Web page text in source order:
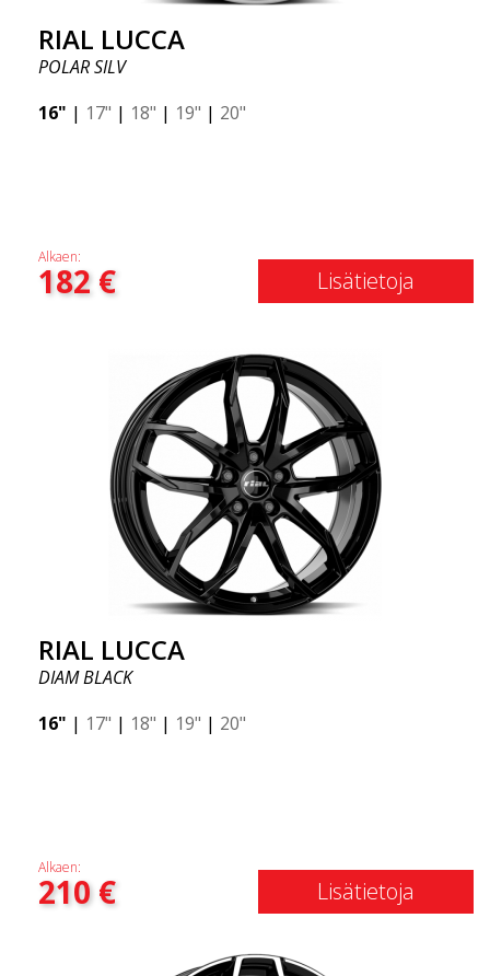
RIAL LUCCA
POLAR SILV
16" | 17" | 18" | 19" | 20"
Alkaen:
182€ Lisätietoja
RIAL LUCCA
DIAM BLACK
16" | 17" | 18" | 19" | 20"
Alkaen:
210€ Lisätietoja